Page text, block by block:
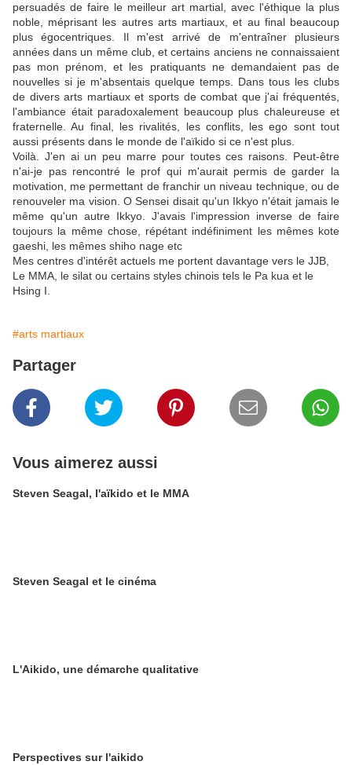
persuadés de faire le meilleur art martial, avec l'éthique la plus
noble, méprisant les autres arts martiaux, et au final beaucoup
plus égocentriques. Il m'est arrivé de m'entraîner plusieurs
années dans un même club, et certains anciens ne connaissaient
pas mon prénom, et les pratiquants ne demandaient pas de
nouvelles si je m'absentais quelque temps. Dans tous les clubs
de divers arts martiaux et sports de combat que j'ai fréquentés,
l'ambiance était paradoxalement beaucoup plus chaleureuse et
fraternelle. Au final, les rivalités, les conflits, les ego sont tout
aussi présents dans le monde de l'aïkido si ce n'est plus.
Voilà. J'en ai un peu marre pour toutes ces raisons. Peut-être
n'ai-je pas rencontré le prof qui m'aurait permis de garder la
motivation, me permettant de franchir un niveau technique, ou de
renouveler ma vision. O Sensei disait qu'un Ikkyo n'était jamais le
même qu'un autre Ikkyo. J'avais l'impression inverse de faire
toujours la même chose, répétant indéfiniment les mêmes kote
gaeshi, les mêmes shiho nage etc
Mes centres d'intérêt actuels me portent davantage vers le JJB,
Le MMA, le silat ou certains styles chinois tels le Pa kua et le
Hsing I.
#arts martiaux
Partager
Vous aimerez aussi
Steven Seagal, l'aïkido et le MMA
Steven Seagal et le cinéma
L'Aikido, une démarche qualitative
Perspectives sur l'aikido